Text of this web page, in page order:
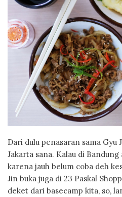
Dari dulu penasaran sama Gyu
Jakarta sana. Kalau di
karena jauh belum coba deh
Jin buka juga di 23 Paskal
deket dari basecamp kita, so,